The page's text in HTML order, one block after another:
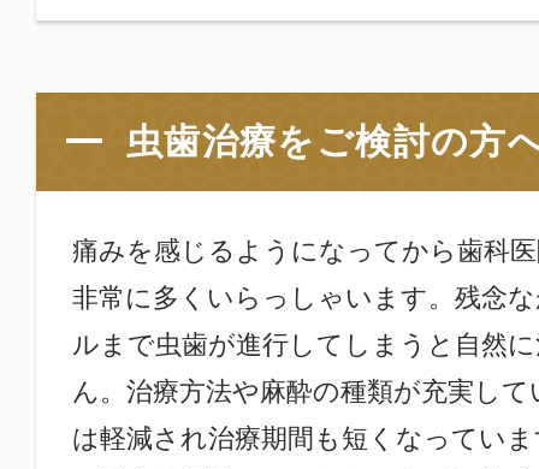
虫歯治療をご検討の方
痛みを感じるようになってから歯科
非常に多くいらっしゃいます。残念
ルまで虫歯が進行してしまうと自然
ん。治療方法や麻酔の種類が充実し
は軽減され治療期間も短くなってい